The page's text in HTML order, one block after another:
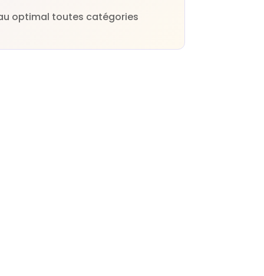
optimal toutes catégories